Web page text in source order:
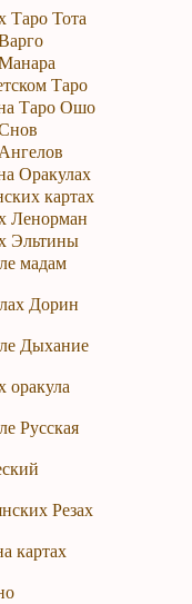
Таро Тота
Таро
Таро Ошо
Оракулах
картах
Ленорман
Эльтины
мадам
Дорин
Дыхание
оракула
Русская
Резах
картах